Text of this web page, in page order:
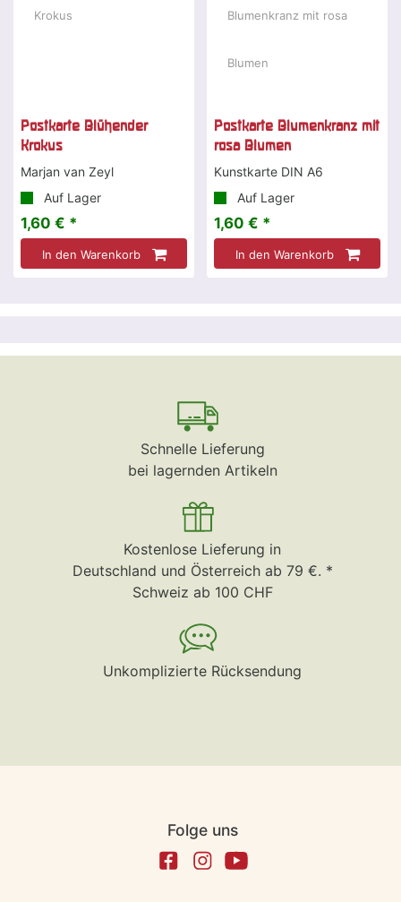
Postkarte Blühender
Krokus
Marjan van Zeyl
Auf Lager
1,60 € *
In den Warenkorb
Postkarte Blumenkranz mit
rosa Blumen
Kunstkarte DIN A6
Auf Lager
1,60 € *
In den Warenkorb
Schnelle Lieferung
bei lagernden Artikeln
Kostenlose Lieferung in
Deutschland und Österreich ab 79 €. *
Schweiz ab 100 CHF
Unkomplizierte Rücksendung
Folge uns